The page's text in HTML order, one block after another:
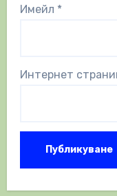
Имейл *
Интернет